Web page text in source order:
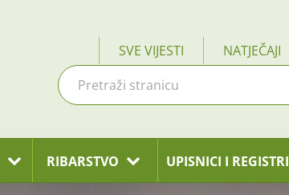
SVE VIJESTI NATJEČAJI
RIBARSTVO UPISNICI I REGISTRI